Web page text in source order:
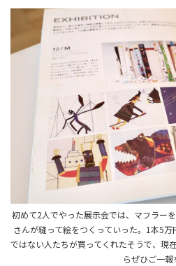
初めて2人でやった展示会では、マフラー
さんが縫って絵をつくっていった。1本5
ではない人たちが買ってくれたそうで、現
らぜひご一報